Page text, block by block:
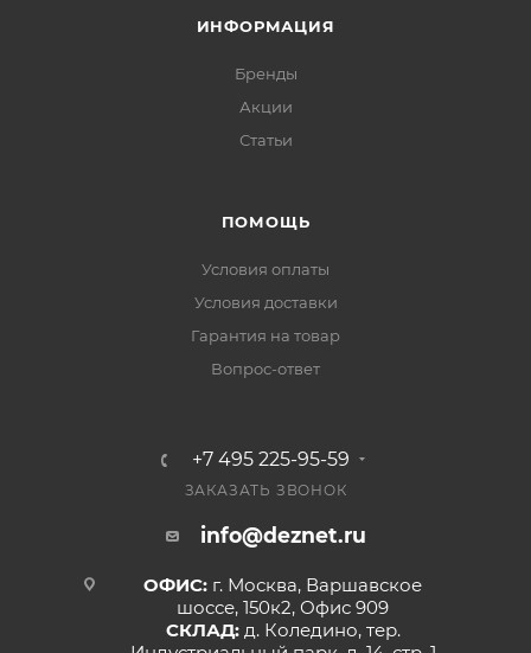
ИНФОРМАЦИЯ
Бренды
Акции
Статьи
ПОМОЩЬ
Условия оплаты
Условия доставки
Гарантия на товар
Вопрос-ответ
+7 495 225-95-59
ЗАКАЗАТЬ ЗВОНОК
info@deznet.ru
ОФИС: г. Москва, Варшавское
шоссе, 150к2, Офис 909
СКЛАД: д. Коледино, тер.